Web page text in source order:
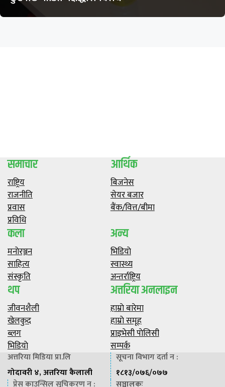
समाचार
राष्ट्रिय
राजनीति
प्रवास
प्रविधि
आर्थिक
बिजनेस
सेयर बजार
बैंक/वित्त/बीमा
कला
मनाेरञ्जन
साहित्य
संस्कृति
अन्य
भिडियाे
स्वास्थ्य
अन्तर्राष्ट्रिय
थप
जीवनशैली
खेलकुद
ब्लग
भिडियाे
अत्तरिया अनलाइन
हाम्राे बारेमा
हाम्राे समूह
प्राइभेसी पाेलिसी
सम्पर्क
अत्तरिया मिडिया प्रा.लि
गोदावरी ४, अत्तरिया कैलाली
सूचना विभाग दर्ता न :
१८१३/०७६/०७७